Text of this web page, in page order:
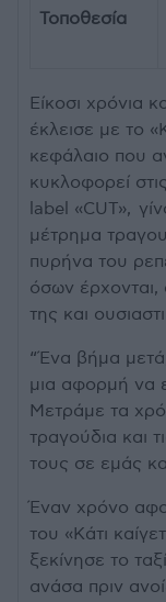
Τοποθεσία
Είκοσι χρόνια
έκλεισε με το
κεφάλαιο που
κυκλοφορεί
label «CUT»,
μέτρημα
πυρήνα του
όσων
της και
“Ένα βήμα
μια αφορμή να
Μετράμε τα
τραγούδια και
τους σε εμάς
Έναν χρόνο
του «Κάτι
ξεκίνησε το
ανάσα πριν